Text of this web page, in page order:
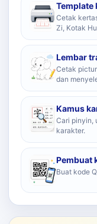
Template
Cetak
Zi, Kotak
Lembar
Cetak
dan
Kamus
Cari pinyin,
karakter.
Pembuat
Buat kode